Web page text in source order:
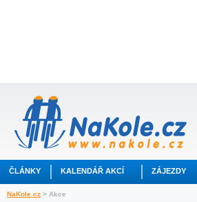
ČLÁNKY KALENDÁŘ AKCÍ ZÁJEZDY
NaKole.cz > Akce